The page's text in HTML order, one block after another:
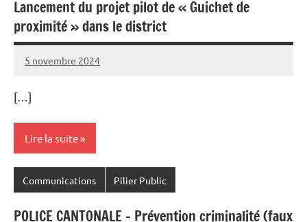
Lancement du projet pilot de « Guichet de
proximité » dans le district
5 novembre 2024
Commune
[…]
Lire la suite
Communications Pilier Public
POLICE CANTONALE – Prévention criminalité (faux